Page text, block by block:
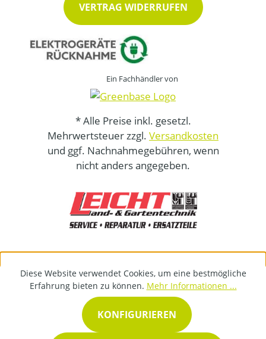
VERTRAG WIDERRUFEN
Ein Fachhändler von
* Alle Preise inkl. gesetzl.
Mehrwertsteuer zzgl. Versandkosten
und ggf. Nachnahmegebühren, wenn
nicht anders angegeben.
Diese Website verwendet Cookies, um eine bestmögliche
Erfahrung bieten zu können. Mehr Informationen ...
KONFIGURIEREN